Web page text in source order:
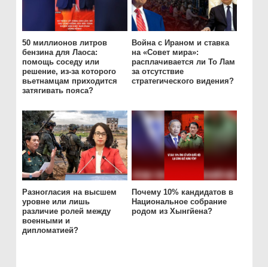
50 миллионов литров
бензина для Лаоса:
помощь соседу или
решение, из-за которого
вьетнамцам приходится
затягивать пояса?
Война с Ираном и ставка
на «Совет мира»:
расплачивается ли То Лам
за отсутствие
стратегического видения?
Разногласия на высшем
уровне или лишь
различие ролей между
военными и
дипломатией?
Почему 10% кандидатов в
Национальное собрание
родом из Хынгйена?